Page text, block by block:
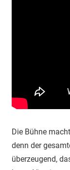
Die Bühne
denn der
überzeugend,